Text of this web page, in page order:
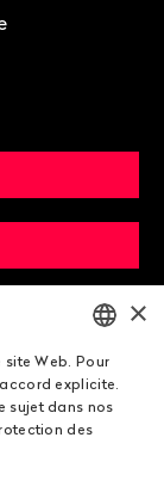
ENGLISH
DEUTSCH
×
Web. Pour
explicite.
sujet dans nos
des